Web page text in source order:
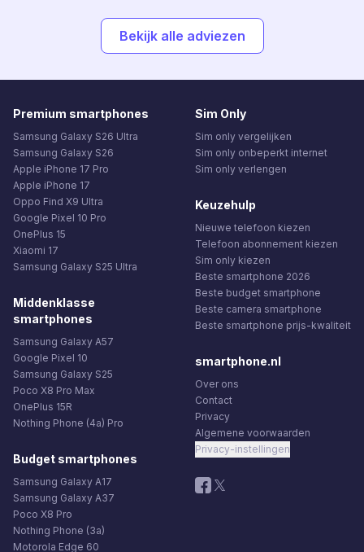
Bekijk alle adviezen
Premium smartphones
Samsung Galaxy S26 Ultra
Samsung Galaxy S26
Apple iPhone 17 Pro
Apple iPhone 17
Oppo Find X9 Ultra
Google Pixel 10 Pro
OnePlus 15
Xiaomi 17
Samsung Galaxy S25 Ultra
Middenklasse
smartphones
Samsung Galaxy A57
Google Pixel 10
Samsung Galaxy S25
Poco X8 Pro Max
OnePlus 15R
Nothing Phone (4a) Pro
Budget smartphones
Samsung Galaxy A17
Samsung Galaxy A37
Poco X8 Pro
Nothing Phone (3a)
Motorola Edge 60
Sim Only
Sim only vergelijken
Sim only onbeperkt internet
Sim only verlengen
Keuzehulp
Nieuwe telefoon kiezen
Telefoon abonnement kiezen
Sim only kiezen
Beste smartphone 2026
Beste budget smartphone
Beste camera smartphone
Beste smartphone prijs-kwaliteit
smartphone.nl
Over ons
Contact
Privacy
Algemene voorwaarden
Privacy-instellingen